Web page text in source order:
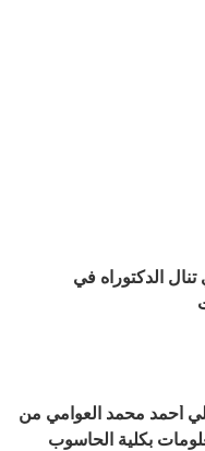
تنال الدكتوراه في
أحمد محمد العوامي من
بكلية الحاسوب